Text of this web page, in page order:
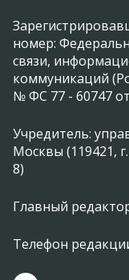
номер:
связи,
коммуникаций
№ ФС 77 - 60747
Учредитель:
Москвы (119421,
8)
Главный
Телефон